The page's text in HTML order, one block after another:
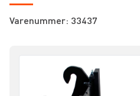
Varenummer: 33437